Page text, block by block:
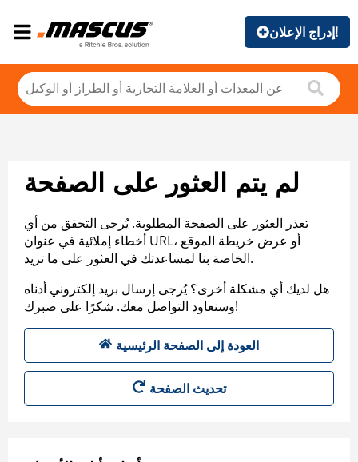
إدراج الإعلان!
لم يتم العثور على الصفحة
تعذر العثور على الصفحة المطلوبة. يُرجى التحقق من أي
أخطاء إملائية في عنوان URL، أو عرض خريطة الموقع
الخاصة بنا لمساعدتك في العثور على ما تريد.
هل لديك أي مشكلة أخرى؟ يُرجى إرسال بريد إلكتروني أدناه
وسنعاود التواصل معك. شكرًا على صبرك!
العودة إلى الصفحة الرئيسية
تحديث الصفحة